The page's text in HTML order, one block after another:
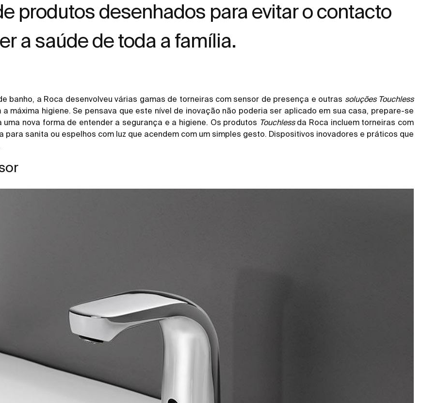
produtos desenhados para evitar o contacto
a saúde de toda a família.
banho, a Roca desenvolveu várias gamas de torneiras com sensor de presença e outras soluções Touchless
máxima higiene. Se pensava que este nível de inovação não poderia ser aplicado em sua casa, prepare-se
nova forma de entender a segurança e a higiene. Os produtos Touchlessda Roca incluem torneiras com
sanita ou espelhos com luz que acendem com um simples gesto. Dispositivos inovadores e práticos que